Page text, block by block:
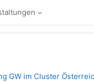
GW im Cluster